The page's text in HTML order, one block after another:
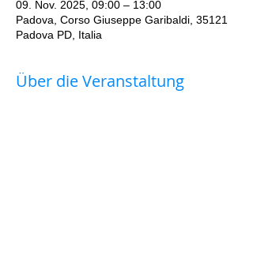
09. Nov. 2025, 09:00 – 13:00
Padova, Corso Giuseppe Garibaldi, 35121
Padova PD, Italia
Über die Veranstaltung